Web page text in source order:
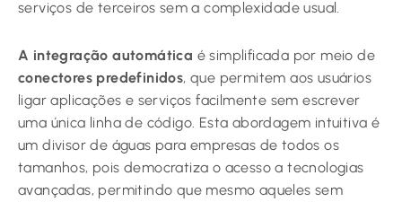
serviços de terceiros sem a complexidade usual.
A integração automática é simplificada por meio de
conectores predefinidos, que permitem aos usuários
ligar aplicações e serviços facilmente sem escrever
uma única linha de código. Esta abordagem intuitiva é
um divisor de águas para empresas de todos os
tamanhos, pois democratiza o acesso a tecnologias
avançadas, permitindo que mesmo aqueles sem